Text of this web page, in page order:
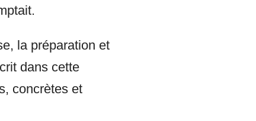
la préparation et
dans cette
concrètes et